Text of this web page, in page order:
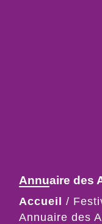
Annuaire des
Accueil /
Annuaire des